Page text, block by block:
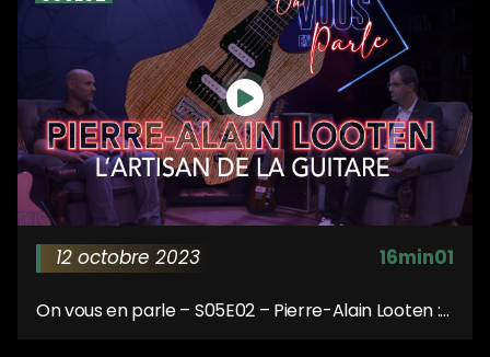
12 octobre 2023 16min01
On vous en parle – S05E02 – Pierre-Alain Looten :